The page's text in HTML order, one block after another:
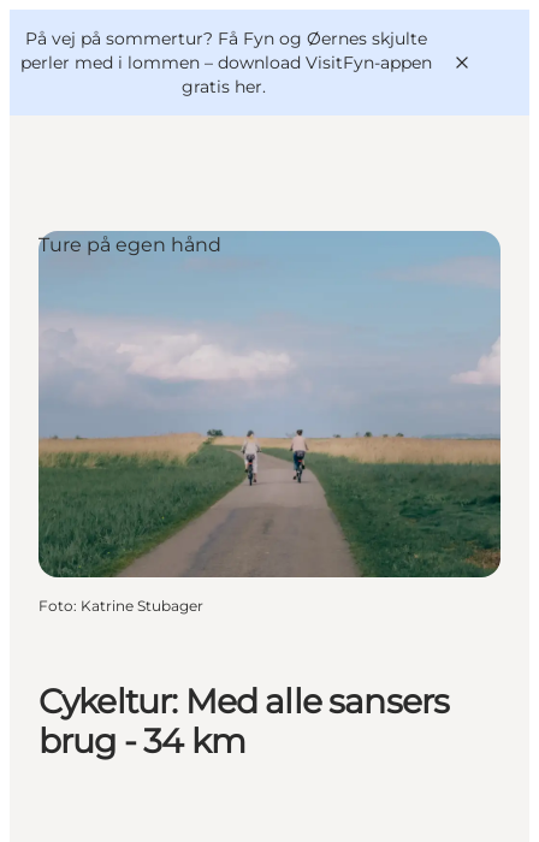
På vej på sommertur? Få Fyn og Øernes skjulte
perler med i lommen – download VisitFyn-appen
gratis her.
Oplevelser
Mad og drikke
Overnatning
VisitFyn
Deutsch
Cykeltur: Med alle sansers
brug - 34 km
Ture på egen hånd
Foto: Katrine Stubager